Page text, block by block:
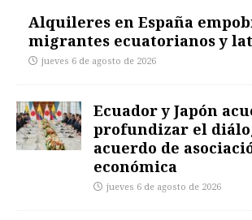
Alquileres en España
migrantes ecuatorianos y
jueves 6 de agosto de 2026
Ecuador y Japón
profundizar el
acuerdo de
económica
jueves 6 de agosto de 2026